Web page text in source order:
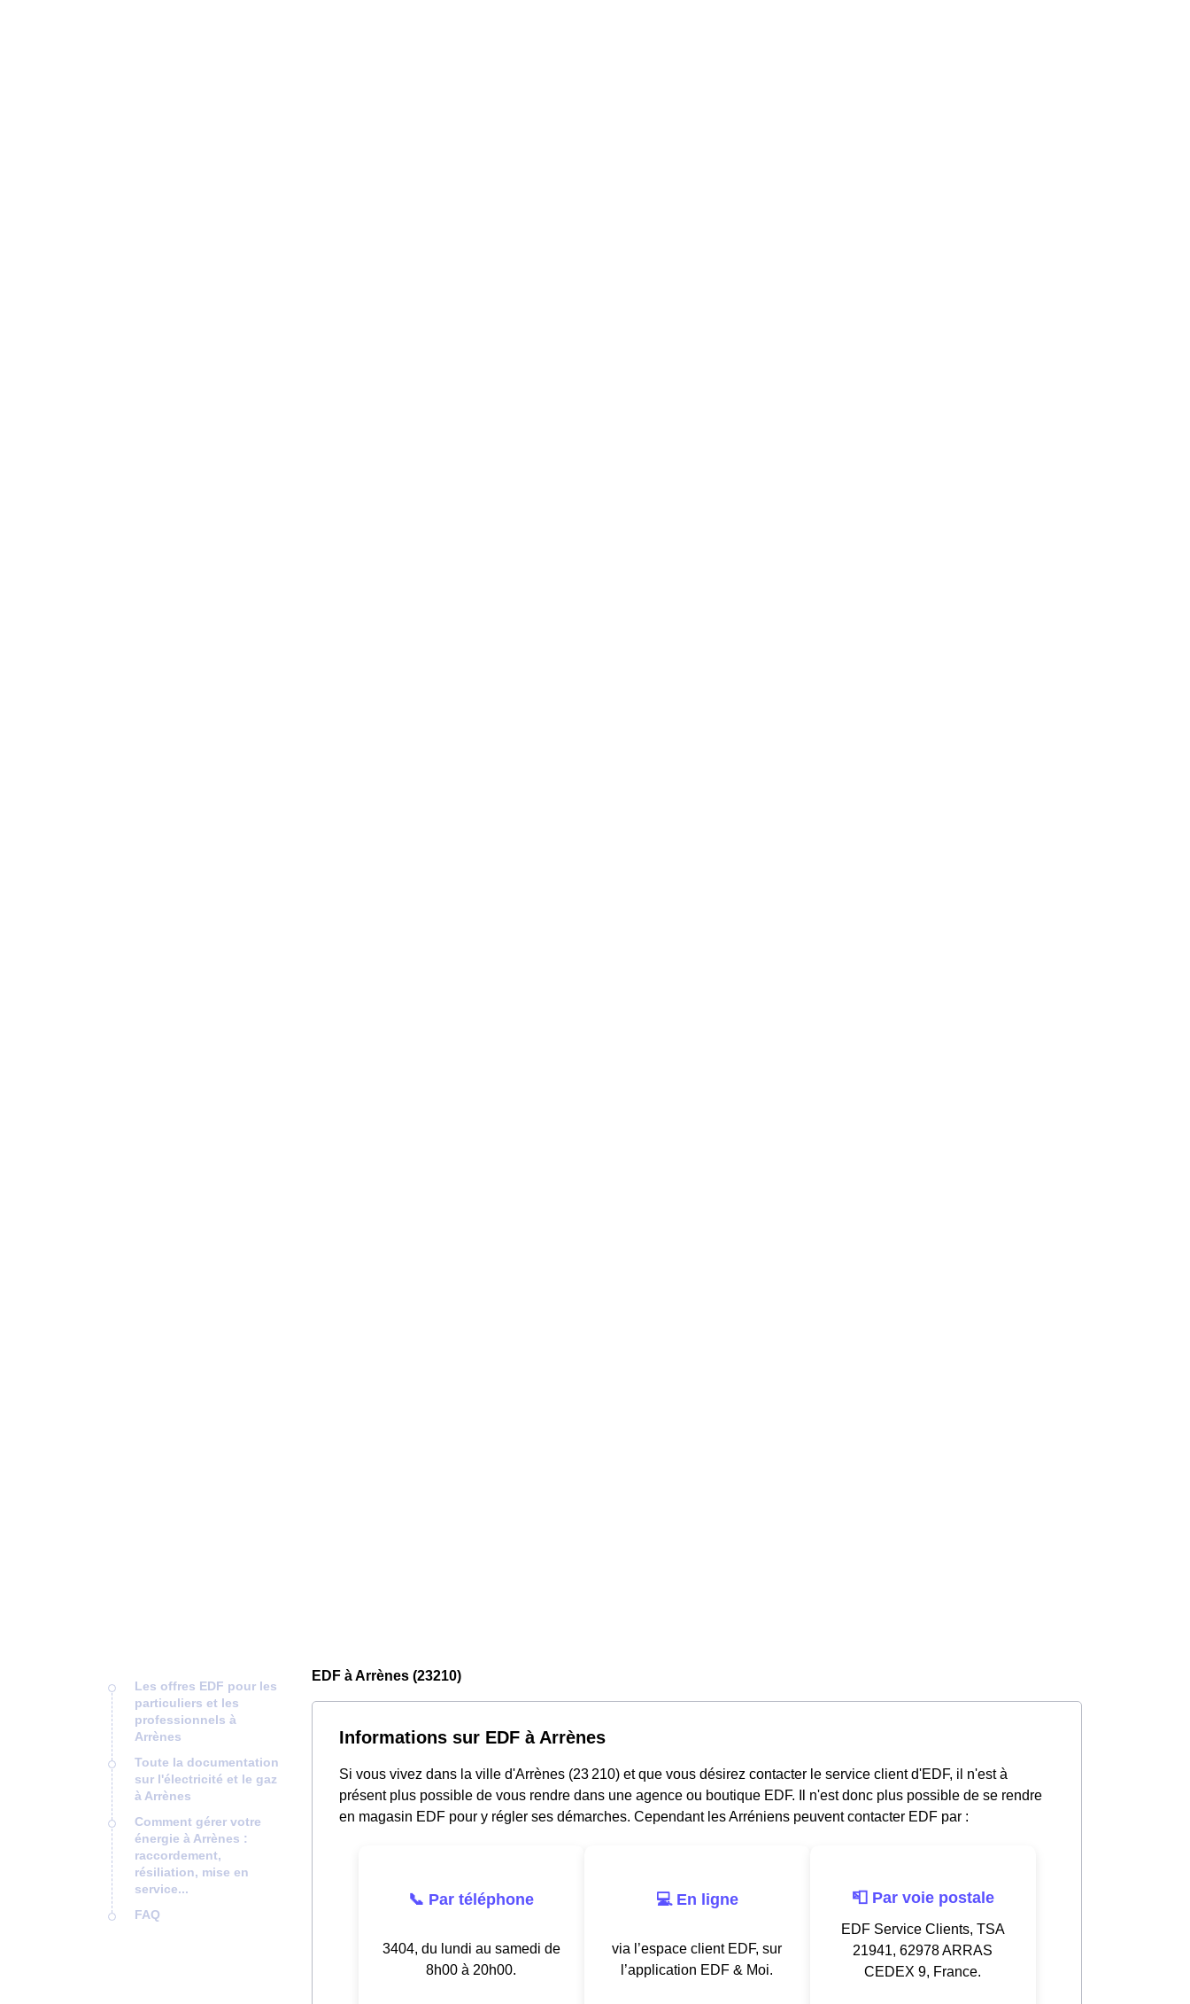
Les offres EDF pour les
particuliers et les
professionnels à
Arrènes
Toute la documentation
sur l'électricité et le gaz
à Arrènes
Comment gérer votre
énergie à Arrènes :
raccordement,
résiliation, mise en
service...
FAQ
EDF à Arrènes (23210)
Informations sur EDF à Arrènes
Si vous vivez dans la ville d'Arrènes (23 210) et que vous désirez contacter le service client d'EDF, il n'est à
présent plus possible de vous rendre dans une agence ou boutique EDF. Il n'est donc plus possible de se rendre
en magasin EDF pour y régler ses démarches. Cependant les Arréniens peuvent contacter EDF par :
📞 Par téléphone
3404, du lundi au samedi de
8h00 à 20h00.
💻 En ligne
via l’espace client EDF, sur
l’application EDF & Moi.
📮 Par voie postale
EDF Service Clients, TSA
21941, 62978 ARRAS
CEDEX 9, France.